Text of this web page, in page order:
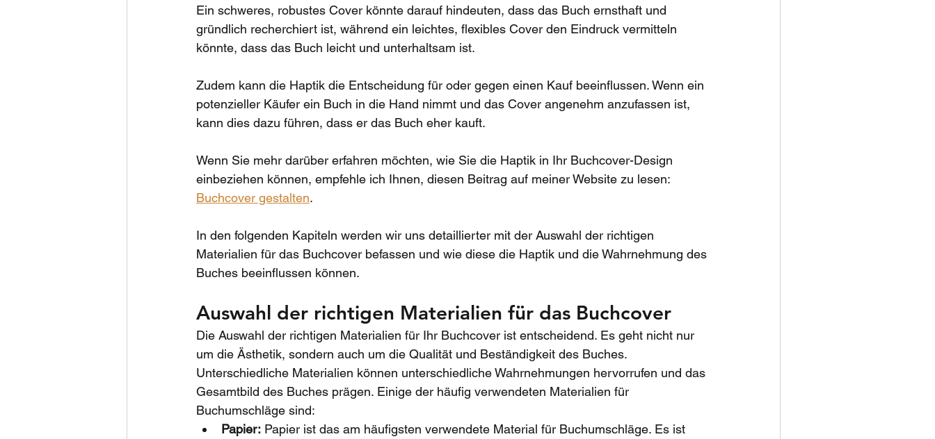
Ein schweres, robustes Cover könnte darauf hindeuten, dass das Buch ernsthaft und
gründlich recherchiert ist, während ein leichtes, flexibles Cover den Eindruck vermitteln
könnte, dass das Buch leicht und unterhaltsam ist.
Zudem kann die Haptik die Entscheidung für oder gegen einen Kauf beeinflussen. Wenn ein
potenzieller Käufer ein Buch in die Hand nimmt und das Cover angenehm anzufassen ist,
kann dies dazu führen, dass er das Buch eher kauft.
Wenn Sie mehr darüber erfahren möchten, wie Sie die Haptik in Ihr Buchcover-Design
einbeziehen können, empfehle ich Ihnen, diesen Beitrag auf meiner Website zu lesen:
Buchcover gestalten.
In den folgenden Kapiteln werden wir uns detaillierter mit der Auswahl der richtigen
Materialien für das Buchcover befassen und wie diese die Haptik und die Wahrnehmung des
Buches beeinflussen können.
Auswahl der richtigen Materialien für das Buchcover
Die Auswahl der richtigen Materialien für Ihr Buchcover ist entscheidend. Es geht nicht nur
um die Ästhetik, sondern auch um die Qualität und Beständigkeit des Buches.
Unterschiedliche Materialien können unterschiedliche Wahrnehmungen hervorrufen und das
Gesamtbild des Buches prägen. Einige der häufig verwendeten Materialien für
Buchumschläge sind:
Papier: Papier ist das am häufigsten verwendete Material für Buchumschläge. Es ist